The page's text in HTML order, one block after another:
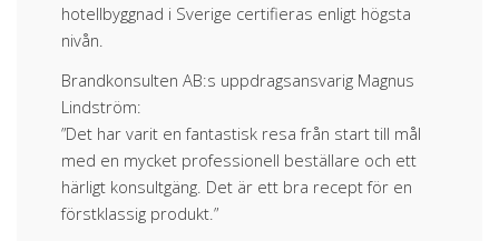
hotellbyggnad i Sverige certifieras enligt högsta
nivån.
Brandkonsulten AB:s uppdragsansvarig Magnus
Lindström:
”Det har varit en fantastisk resa från start till mål
med en mycket professionell beställare och ett
härligt konsultgäng. Det är ett bra recept för en
förstklassig produkt.”